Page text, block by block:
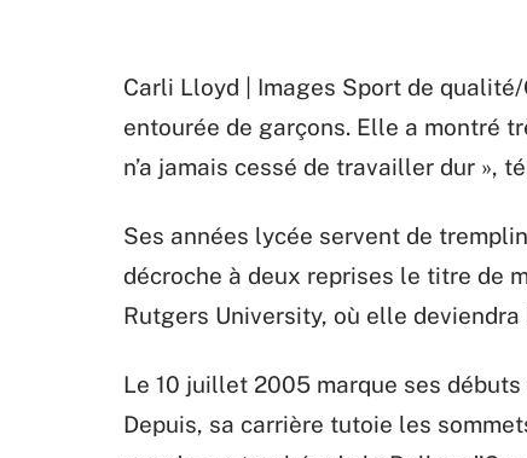
Carli Lloyd | Images Sport de
entourée de garçons. Elle a montré
n’a jamais cessé de travailler dur »,
Ses années lycée servent de
décroche à deux reprises le titre de
Rutgers University, où elle
Le 10 juillet 2005 marque ses
Depuis, sa carrière tutoie les